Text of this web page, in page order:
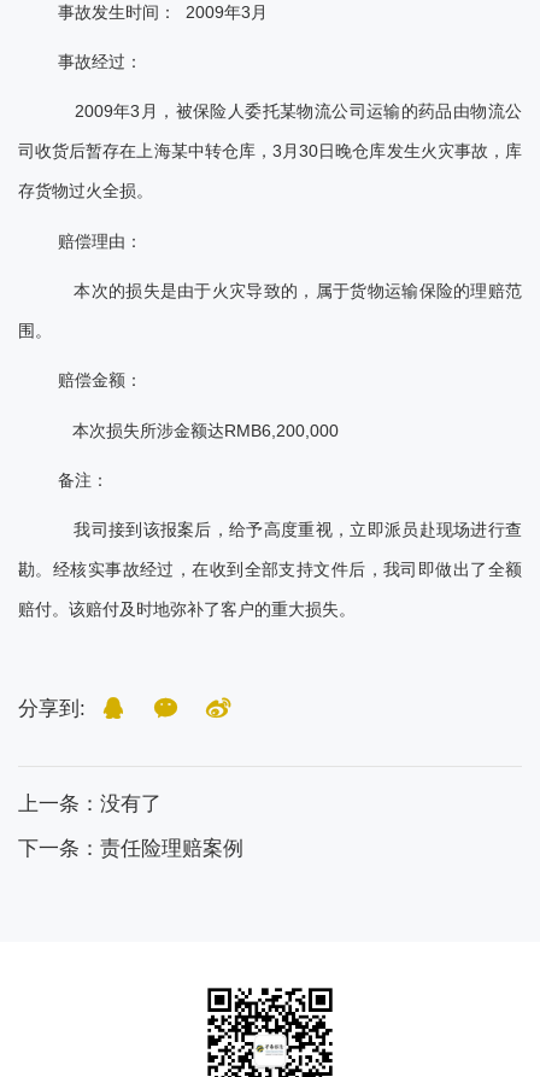
事故发生时间： 2009年3月
事故经过：
2009年3月，被保险人委托某物流公司运输的药品由物流公
司收货后暂存在上海某中转仓库，3月30日晚仓库发生火灾事故，库
存货物过火全损。
赔偿理由：
本次的损失是由于火灾导致的，属于货物运输保险的理赔范
围。
赔偿金额：
本次损失所涉金额达RMB6,200,000
备注：
我司接到该报案后，给予高度重视，立即派员赴现场进行查
勘。经核实事故经过，在收到全部支持文件后，我司即做出了全额
赔付。该赔付及时地弥补了客户的重大损失。
分享到:
上一条 ：没有了
下一条：责任险理赔案例